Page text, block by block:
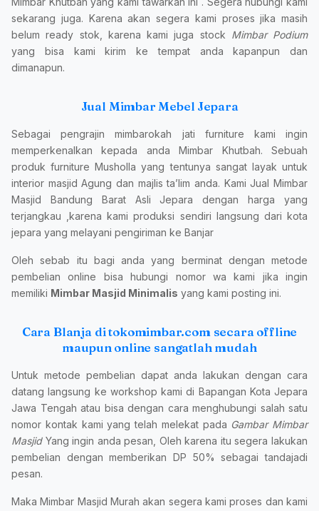
sekarang juga. Karena akan segera kami proses jika masih
belum ready stok, karena kami juga stock Mimbar Podium
yang bisa kami kirim ke tempat anda kapanpun dan
dimanapun.
Jual Mimbar Mebel Jepara
Sebagai pengrajin mimbarokah jati furniture kami ingin
memperkenalkan kepada anda Mimbar Khutbah. Sebuah
produk furniture Musholla yang tentunya sangat layak untuk
interior masjid Agung dan majlis ta’lim anda. Kami Jual Mimbar
Masjid Bandung Barat Asli Jepara dengan harga yang
terjangkau ,karena kami produksi sendiri langsung dari kota
jepara yang melayani pengiriman ke Banjar
Oleh sebab itu bagi anda yang berminat dengan metode
pembelian online bisa hubungi nomor wa kami jika ingin
memiliki Mimbar Masjid Minimalis yang kami posting ini.
Cara Blanja di tokomimbar.com secara offline
maupun online sangatlah mudah
Untuk metode pembelian dapat anda lakukan dengan cara
datang langsung ke workshop kami di Bapangan Kota Jepara
Jawa Tengah atau bisa dengan cara menghubungi salah satu
nomor kontak kami yang telah melekat pada Gambar Mimbar
MasjidYang ingin anda pesan, Oleh karena itu segera lakukan
pembelian dengan memberikan DP 50% sebagai tandajadi
pesan.
Maka Mimbar Masjid Murah akan segera kami proses dan kami